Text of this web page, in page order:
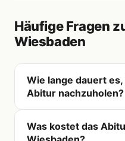
Häufige Fragen
Wiesbaden
Wie lange dauert
Abitur nachzuholen?
Was kostet das